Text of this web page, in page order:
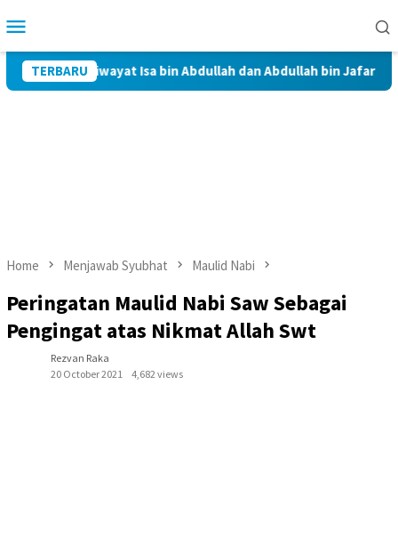
to
Menu
TERBARU
dalam Riwayat Isa bin Abdullah dan Abdullah bin Jafar Al-
Home Menjawab Syubhat Maulid Nabi
Peringatan Maulid Nabi Saw Sebagai
Pengingat atas Nikmat Allah Swt
Rezvan Raka
20 October 2021
4,682 views